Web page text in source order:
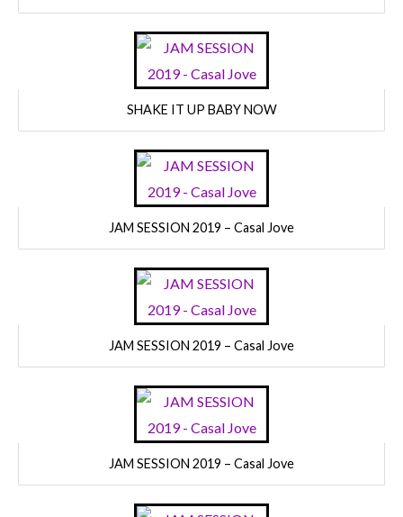
SHAKE IT UP BABY NOW
JAM SESSION 2019 – Casal Jove
JAM SESSION 2019 – Casal Jove
JAM SESSION 2019 – Casal Jove